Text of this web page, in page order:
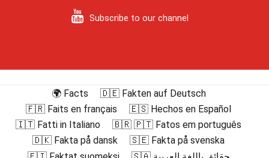
Subscribe to our channel
🌍 Facts
🇩🇪 Fakten auf Deutsch
🇫🇷 Faits en français
🇪🇸 Hechos en Español
🇮🇹 Fatti in Italiano
🇧🇷 🇵🇹 Fatos em português
🇩🇰 Fakta på dansk
🇸🇪 Fakta på svenska